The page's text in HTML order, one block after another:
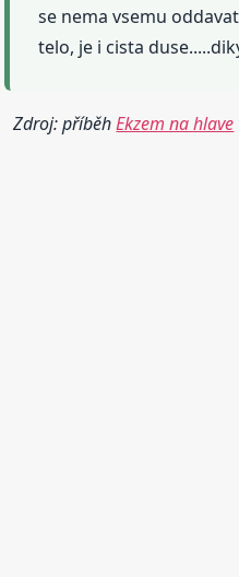
se nema vsemu
telo, je i cista
Zdroj: příběhEkzem na hlave